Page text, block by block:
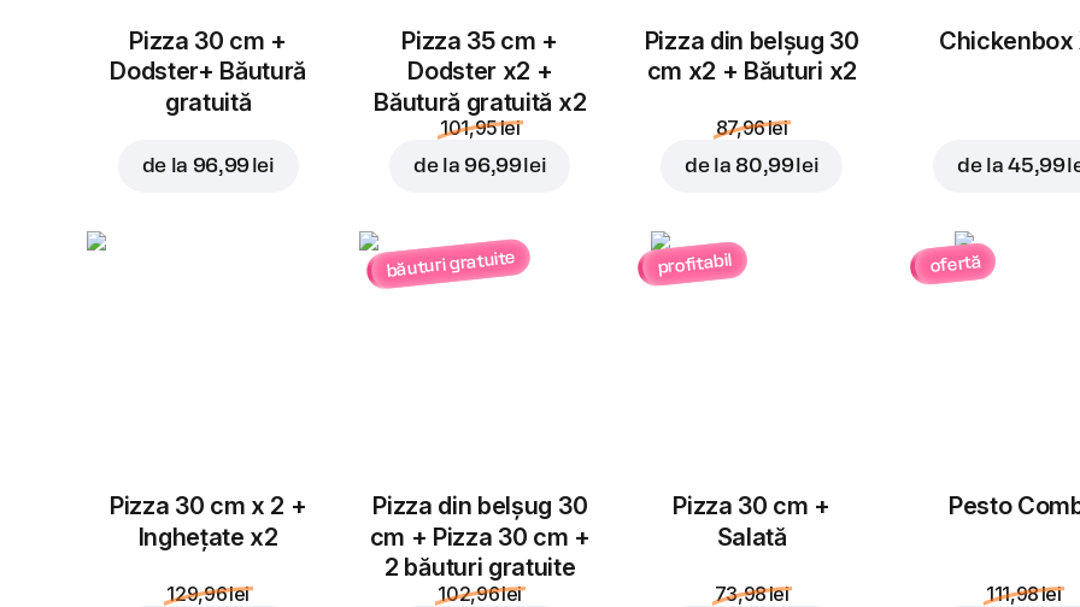
Pizza 30 cm +
Dodster+ Băutură
gratuită
de la 96,99 lei
Pizza 35 cm +
Dodster x2 +
Băutură gratuită x2
101,95 lei
de la 96,99 lei
Pizza din belșug 30
cm x2 + Băuturi x2
87,96 lei
de la 80,99 lei
Chickenbox
de la45,99
Pizza 30 cm x 2 +
Inghețate x2
129,96 lei
băuturi gratuite
Pizza din belșug 30
cm + Pizza 30 cm +
2 băuturi gratuite
102,96 lei
profitabil
Pizza 30 cm +
Salată
73,98 lei
ofertă
Pesto
111,98 lei